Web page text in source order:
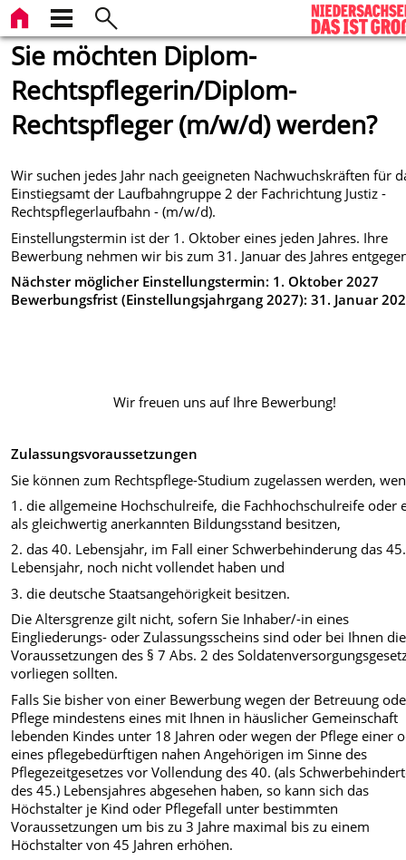
Sie möchten Diplom-
Rechtspflegerin/Diplom-
Rechtspfleger (m/w/d) werden?
Wir suchen jedes Jahr nach geeigneten Nachwuchskräften für
Einstiegsamt der Laufbahngruppe 2 der Fachrichtung Justiz -
Rechtspflegerlaufbahn - (m/w/d).
Einstellungstermin ist der 1. Oktober eines jeden Jahres. Ihre
Bewerbung nehmen wir bis zum 31. Januar des Jahres
Nächster möglicher Einstellungstermin: 1. Oktober 2027
Bewerbungsfrist (Einstellungsjahrgang 2027): 31. Januar
Wir freuen uns auf Ihre Bewerbung!
Zulassungsvoraussetzungen
Sie können zum Rechtspflege-Studium zugelassen werden,
1. die allgemeine Hochschulreife, die Fachhochschulreife oder
als gleichwertig anerkannten Bildungsstand besitzen,
2. das 40. Lebensjahr, im Fall einer Schwerbehinderung das 45.
Lebensjahr, noch nicht vollendet haben und
3. die deutsche Staatsangehörigkeit besitzen.
Die Altersgrenze gilt nicht, sofern Sie Inhaber/-in eines
Eingliederungs- oder Zulassungsscheins sind oder bei Ihnen die
Voraussetzungen des § 7 Abs. 2 des
vorliegen sollten.
Falls Sie bisher von einer Bewerbung wegen der Betreuung
Pflege mindestens eines mit Ihnen in häuslicher Gemeinschaft
lebenden Kindes unter 18 Jahren oder wegen der Pflege einer
eines pflegebedürftigen nahen Angehörigen im Sinne des
Pflegezeitgesetzes vor Vollendung des 40. (als
des 45.) Lebensjahres abgesehen haben, so kann sich das
Höchstalter je Kind oder Pflegefall unter bestimmten
Voraussetzungen um bis zu 3 Jahre maximal bis zu einem
Höchstalter von 45 Jahren erhöhen.